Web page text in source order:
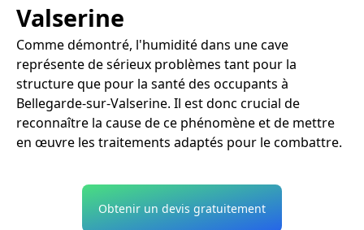
Valserine
Comme démontré, l'humidité dans une cave
représente de sérieux problèmes tant pour la
structure que pour la santé des occupants à
Bellegarde-sur-Valserine. Il est donc crucial de
reconnaître la cause de ce phénomène et de mettre
en œuvre les traitements adaptés pour le combattre.
Obtenir un devis gratuitement